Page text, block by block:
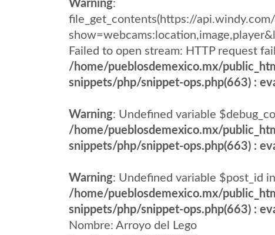
Warning:
file_get_contents(https://
Failed to open stream: HTTP request
/home/pueblosdemexico.mx/
snippets/php/snippet-ops.php(663) :
Warning: Undefined variable
/home/pueblosdemexico.mx/
snippets/php/snippet-ops.php(663) :
Warning: Undefined variable $post_id in
/home/pueblosdemexico.mx/
snippets/php/snippet-ops.php(663) :
Nombre: Arroyo del Lego